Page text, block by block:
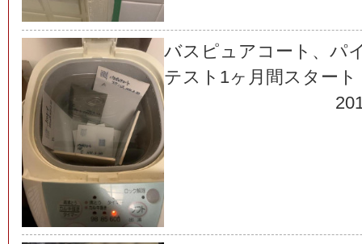
バスピュアコート、パ
テスト1ヶ月間スタート